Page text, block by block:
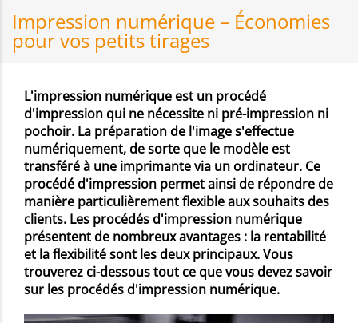
Impression numérique – Économies
pour vos petits tirages
L'impression numérique est un procédé
d'impression qui ne nécessite ni pré-impression ni
pochoir. La préparation de l'image s'effectue
numériquement, de sorte que le modèle est
transféré à une imprimante via un ordinateur. Ce
procédé d'impression permet ainsi de répondre de
manière particulièrement flexible aux souhaits des
clients. Les procédés d'impression numérique
présentent de nombreux avantages : la rentabilité
et la flexibilité sont les deux principaux. Vous
trouverez ci-dessous tout ce que vous devez savoir
sur les procédés d'impression numérique.